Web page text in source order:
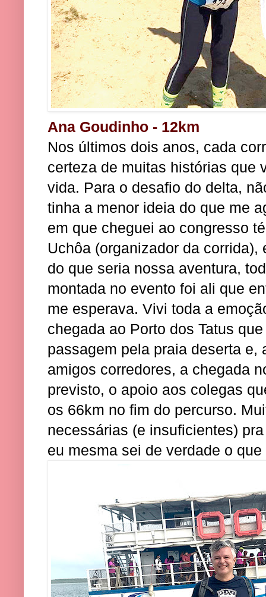
Ana Goudinho - 12km
Nos últimos dois anos, cada
certeza de muitas histórias que
vida. Para o desafio do delta,
tinha a menor ideia do que me
em que cheguei ao congresso
Uchôa (organizador da
do que seria nossa aventura,
montada no evento foi ali que
me esperava. Vivi toda a
chegada ao Porto dos Tatus
passagem pela praia deserta e,
amigos corredores, a chegada
previsto, o apoio aos colegas
os 66km no fim do percurso.
necessárias (e insuficientes)
eu mesma sei de verdade o